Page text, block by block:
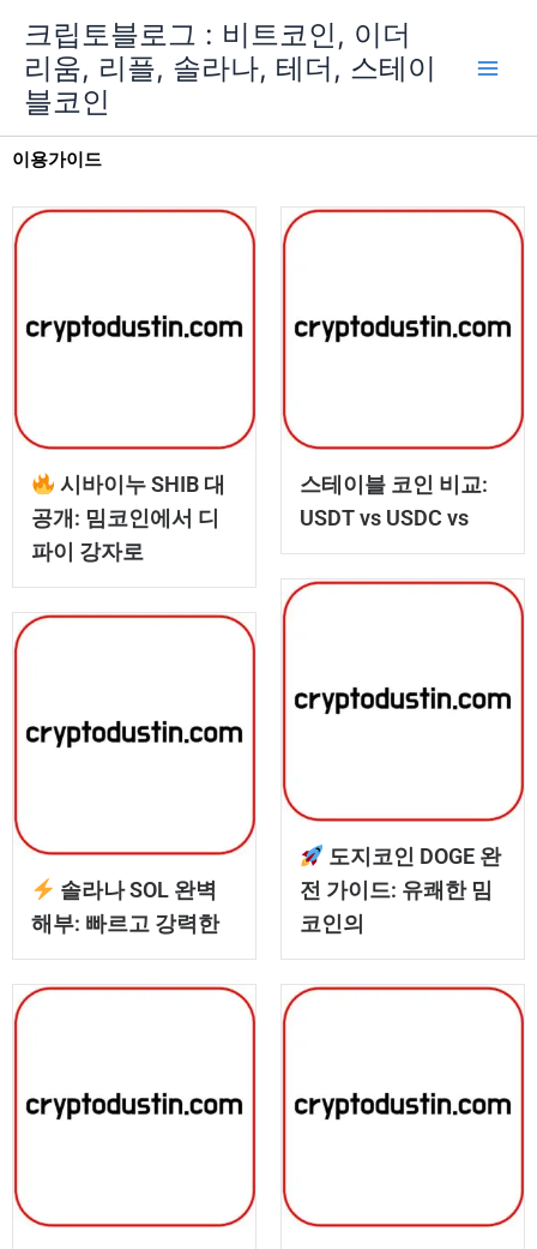
너
기
크립토블로그 : 비트코인, 이더
리움, 리플, 솔라나, 테더, 스테이
블코인
이용가이드
시바이누 SHIB 대
공개: 밈코인에서 디
파이 강자로
스테이블 코인 비교:
USDT vs USDC vs
도지코인 DOGE 완
전 가이드: 유쾌한 밈
코인의
솔라나 SOL 완벽
해부: 빠르고 강력한